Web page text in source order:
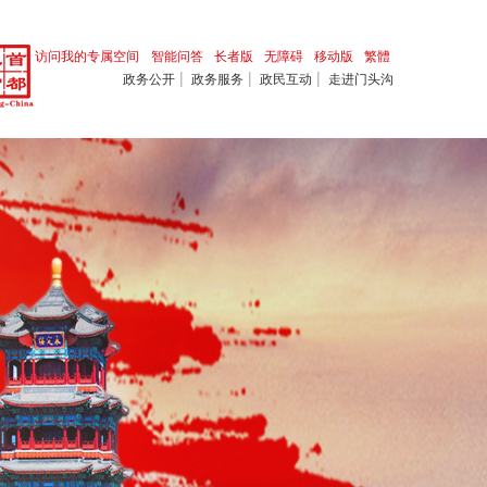
繁體
移动版
无障碍
长者版
智能问答
访问我的专属空间
政务公开 | 政务服务 | 政民互动 | 走进门头沟